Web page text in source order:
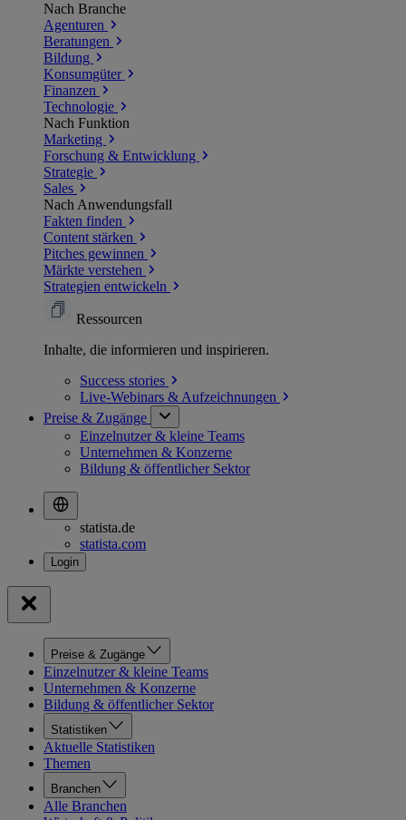
Nach Branche
Agenturen
Beratungen
Bildung
Konsumgüter
Finanzen
Technologie
Nach Funktion
Marketing
Forschung & Entwicklung
Strategie
Sales
Nach Anwendungsfall
Fakten finden
Content stärken
Pitches gewinnen
Märkte verstehen
Strategien entwickeln
Ressourcen
Inhalte, die informieren und inspirieren.
Success stories
Live-Webinars & Aufzeichnungen
Preise & Zugänge
Einzelnutzer & kleine Teams
Unternehmen & Konzerne
Bildung & öffentlicher Sektor
statista.de
statista.com
Preise & Zugänge
Einzelnutzer & kleine Teams
Unternehmen & Konzerne
Bildung & öffentlicher Sektor
Statistiken
Aktuelle Statistiken
Themen
Branchen
Alle Branchen